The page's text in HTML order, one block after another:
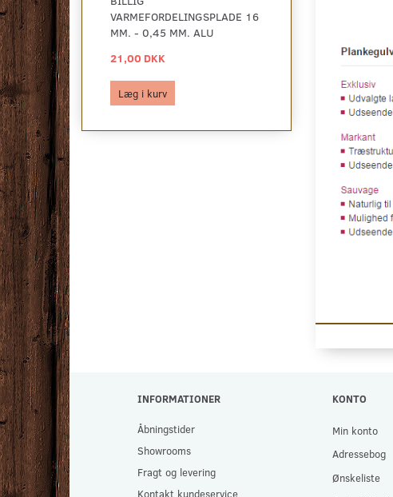
VARMEFORDELINGSPLADE 16
MM. - 0,45 MM. ALU
21,00 DKK
Læg i kurv Læg i kurv
INFORMATIONER
Åbningstider
Showrooms
Fragt og levering
Kontakt kundeservice
KONTO
Min konto
Adressebog
Ønskeliste